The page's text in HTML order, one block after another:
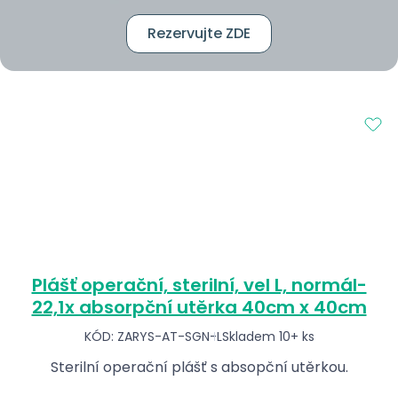
Rezervujte ZDE
Plášť operační, sterilní, vel L, normál-
22,1x absorpční utěrka 40cm x 40cm
KÓD: ZARYS-AT-SGN-LSkladem 10+ ks
Sterilní operační plášť s absopční utěrkou.